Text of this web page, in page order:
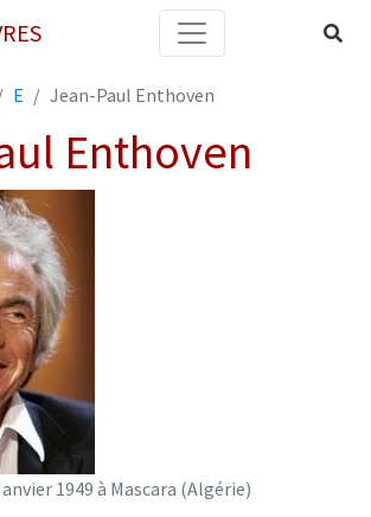
E Jean-Paul Enthoven
Enthoven
1949 à Mascara (Algérie)